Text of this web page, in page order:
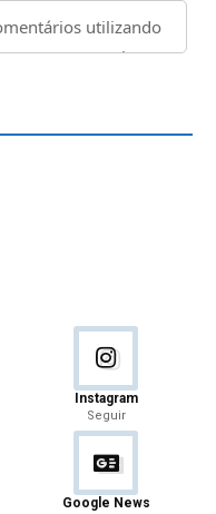
Instagram
Seguir
Google News